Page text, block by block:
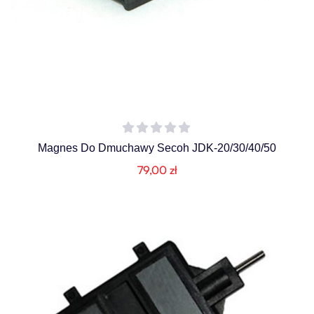
Magnes Do Dmuchawy Secoh JDK-20/30/40/50
79,00 zł